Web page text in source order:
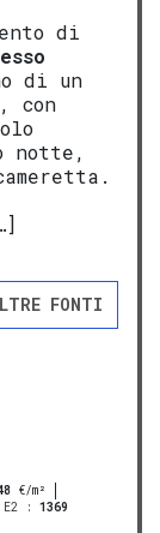
di
di un
con
notte,
FONTI
€/m²
: 1369